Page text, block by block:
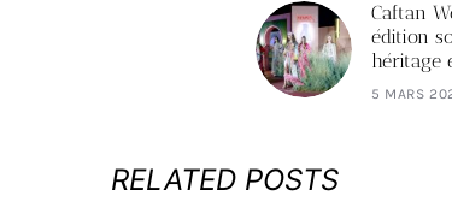
Caftan
édition
héritage
5 MARS
RELATED POSTS